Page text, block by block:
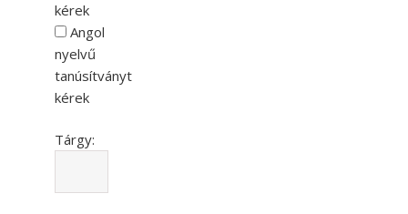
kérek
Angol
nyelvű
tanúsítványt
kérek
Tárgy: